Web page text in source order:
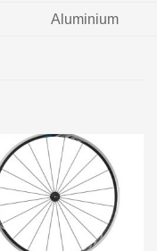
Aluminium